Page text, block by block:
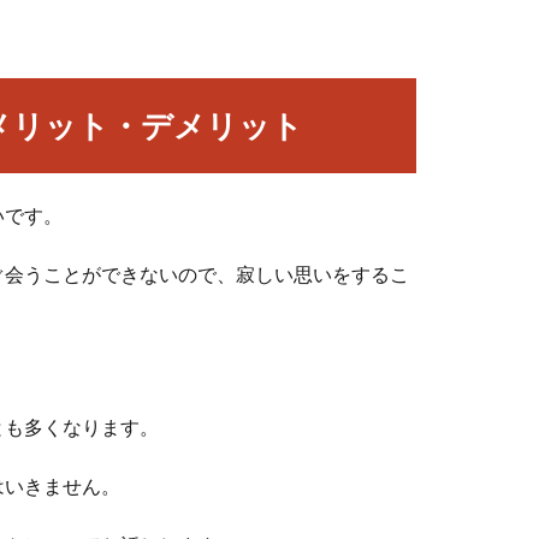
ット・デメリット
す。
うことができないので、寂しい思いをするこ
多くなります。
きません。